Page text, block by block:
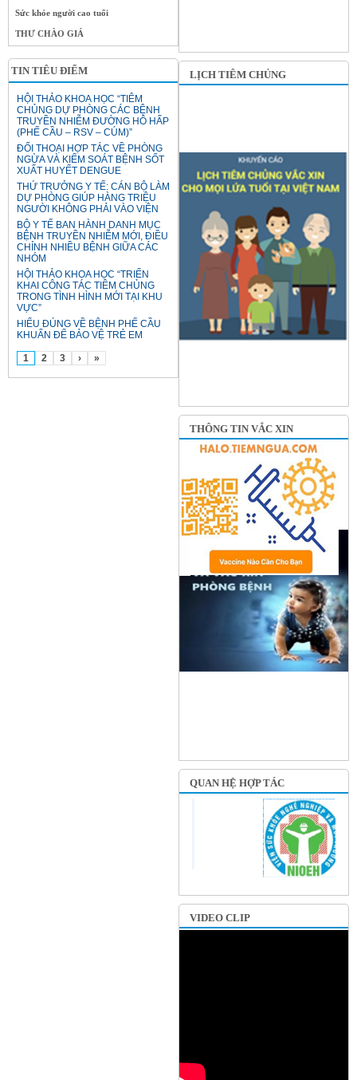
Sức khỏe người cao tuổi
THƯ CHÀO GIÁ
TIN TIÊU ĐIỂM
HỘI THẢO KHOA HỌC “TIÊM
CHỦNG DỰ PHÒNG CÁC BỆNH
TRUYỀN NHIỄM ĐƯỜNG HÔ HẤP
(PHẾ CẦU – RSV – CÚM)”
ĐỐI THOẠI HỢP TÁC VỀ PHÒNG
NGỪA VÀ KIỂM SOÁT BỆNH SỐT
XUẤT HUYẾT DENGUE
THỨ TRƯỞNG Y TẾ: CÁN BỘ LÀM
DỰ PHÒNG GIÚP HÀNG TRIỆU
NGƯỜI KHÔNG PHẢI VÀO VIỆN
BỘ Y TẾ BAN HÀNH DANH MỤC
BỆNH TRUYỀN NHIỄM MỚI, ĐIỀU
CHỈNH NHIỀU BỆNH GIỮA CÁC
NHÓM
HỘI THẢO KHOA HỌC “TRIỂN
KHAI CÔNG TÁC TIÊM CHỦNG
TRONG TÌNH HÌNH MỚI TẠI KHU
VỰC”
HIỂU ĐÚNG VỀ BỆNH PHẾ CẦU
KHUẨN ĐỂ BẢO VỆ TRẺ EM
1 2 3 › »
LỊCH TIÊM CHỦNG
THÔNG TIN VẮC XIN
QUAN HỆ HỢP TÁC
VIDEO CLIP